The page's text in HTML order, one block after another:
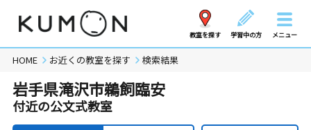
教室を探す 学習中の方 メニュー
HOME お近くの教室を探す 検索結果
岩手県滝沢市鵜飼臨安
付近の公文式教室